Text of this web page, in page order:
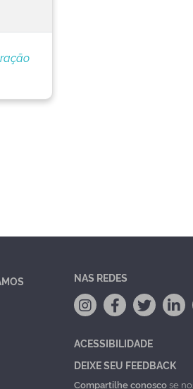
NAS REDES
ACESSIBILIDADE
DEIXE SEU FEEDBACK
Compartilhe conoscose